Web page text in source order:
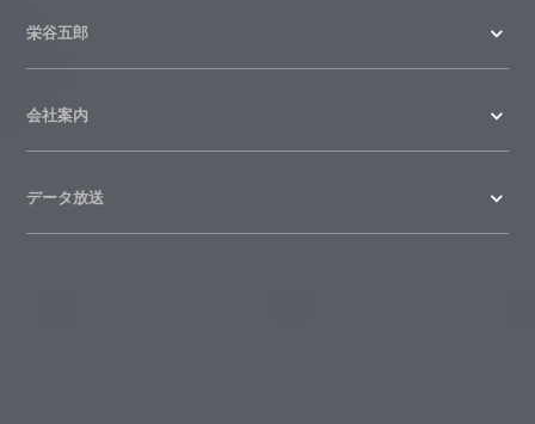
栄谷五郎
会社案内
データ放送